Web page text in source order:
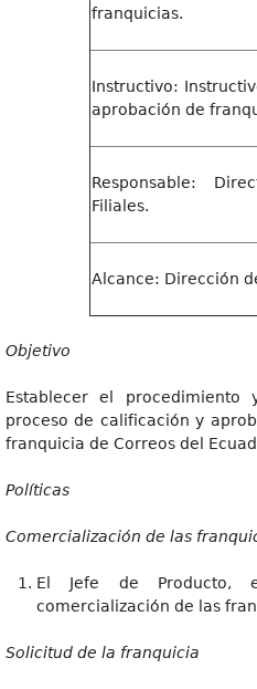
franquicias.
Instructivo:
aprobación de
Responsable:
Filiales.
Alcance: Dirección
Objetivo
Establecer el
proceso de calificación y
franquicia de Correos del
Políticas
Comercialización de las
El Jefe de Producto,
comercialización de las
Solicitud de la franquicia